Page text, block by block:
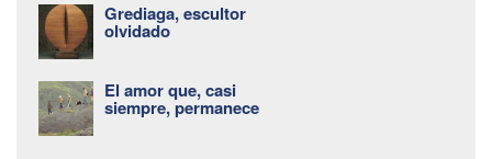
Grediaga, escultor
olvidado
El amor que, casi
siempre, permanece